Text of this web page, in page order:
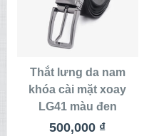
THÊM VÀO
GIỎ HÀNG
Thắt lưng da nam
khóa cài mặt xoay
LG41 màu đen
500,000 ₫